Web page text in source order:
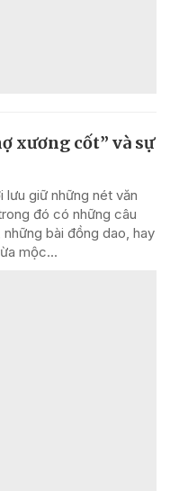
xương cốt” và sự
lưu giữ những nét văn
đó có những câu
bài đồng dao, hay
mộc...